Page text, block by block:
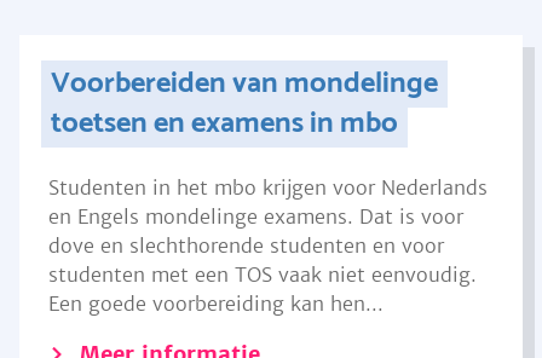
Voorbereiden van mondelinge
toetsen en examens in mbo
Studenten in het mbo krijgen voor Nederlands
en Engels mondelinge examens. Dat is voor
dove en slechthorende studenten en voor
studenten met een TOS vaak niet eenvoudig.
Een goede voorbereiding kan hen...